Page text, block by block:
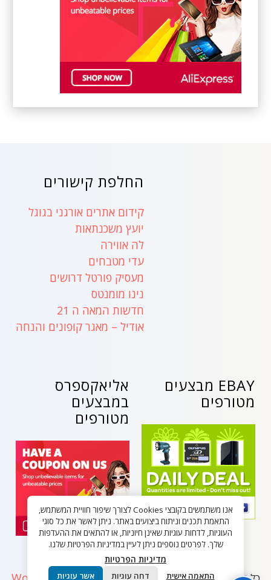
החלפת קישורים
קידום אתרים אורגני בגוגל
יועץ משכנתאות
לה אווירה
עדי מטבחים
מעסיק פורטל דרושים
נינו מומנטס
חדשות המאה ה 21
אודיל – מאגר קופונים והנחה
אליאקספרס
במבצעים
מטורפים
EBAY מבצעים
מטורפים
אנו משתמשים בקובצי Cookies לצורך שיפור חוויית המשתמש,
התאמת תכנים וניתוח ביצועים באתר. ניתן לאשר את כל סוגי
העוגיות, לדחות עוגיות שאינן חיוניות, או להתאים את ההעדפות
שלך. לפרטים נוספים ניתן לעיין במדיניות הפרטיות שלנו.
מדיניות הפרטיות
התאמה אישית דחה עוגיות אשר עוגיות